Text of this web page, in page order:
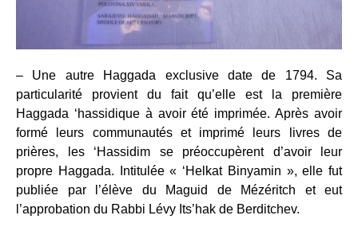
– Une autre Haggada exclusive date de 1794. Sa
particularité provient du fait qu’elle est la première
Haggada ‘hassidique à avoir été imprimée. Après avoir
formé leurs communautés et imprimé leurs livres de
prières, les ‘Hassidim se préoccupèrent d’avoir leur
propre Haggada. Intitulée « ‘Helkat Binyamin », elle fut
publiée par l’élève du Maguid de Mézéritch et eut
l’approbation du Rabbi Lévy Its’hak de Berditchev.